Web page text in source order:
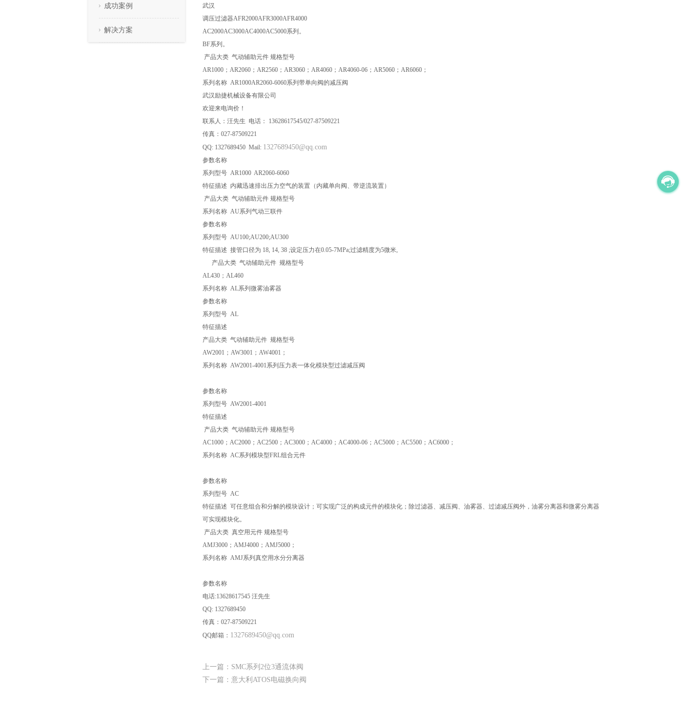
成功案例
解决方案
武汉
调压过滤器AFR2000AFR3000AFR4000
AC2000AC3000AC4000AC5000系列。
BF系列。
产品大类 气动辅助元件 规格型号
AR1000；AR2060；AR2560；AR3060；AR4060；AR4060-06；AR5060；AR6060；
系列名称 AR1000AR2060-6060系列带单向阀的减压阀
武汉励捷机械设备有限公司
欢迎来电询价！
联系人：汪先生 电话： 13628617545/027-87509221
传真：027-87509221
QQ: 1327689450 Mail: 1327689450@qq.com
参数名称
系列型号 AR1000 AR2060-6060
特征描述 内藏迅速排出压力空气的装置（内藏单向阀、带逆流装置）
产品大类 气动辅助元件 规格型号
系列名称 AU系列气动三联件
参数名称
系列型号 AU100;AU200;AU300
特征描述 接管口径为 18, 14, 38 ;设定压力在0.05-7MPa;过滤精度为5微米,
产品大类 气动辅助元件 规格型号
AL430；AL460
系列名称 AL系列微雾油雾器
参数名称
系列型号 AL
特征描述
产品大类 气动辅助元件 规格型号
AW2001；AW3001；AW4001；
系列名称 AW2001-4001系列压力表一体化模块型过滤减压阀
参数名称
系列型号 AW2001-4001
特征描述
产品大类 气动辅助元件 规格型号
AC1000；AC2000；AC2500；AC3000；AC4000；AC4000-06；AC5000；AC5500；AC6000；
系列名称 AC系列模块型FRL组合元件
参数名称
系列型号 AC
特征描述 可任意组合和分解的模块设计；可实现广泛的构成元件的模块化；除过滤器、减压阀、油雾器、过滤减压阀外，油雾分离器和微雾分离器
可实现模块化。
产品大类 真空用元件 规格型号
AMJ3000；AMJ4000；AMJ5000；
系列名称 AMJ系列真空用水分分离器
参数名称
电话:13628617545 汪先生
QQ: 1327689450
传真：027-87509221
QQ邮箱： 1327689450@qq.com
上一篇： SMC系列2位3通流体阀
下一篇： 意大利ATOS电磁换向阀